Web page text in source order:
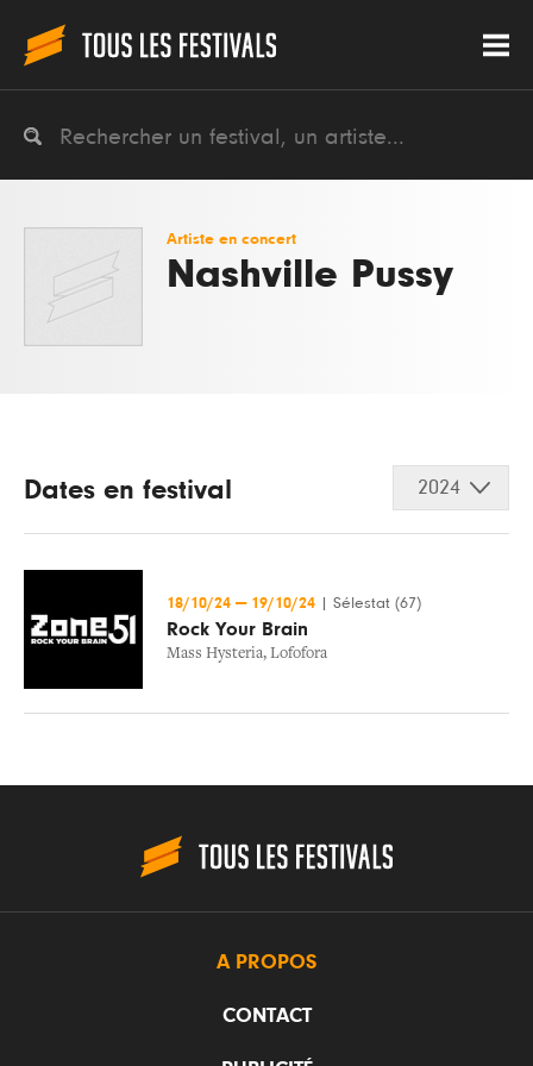
Artiste en concert
Nashville Pussy
Dates en festival 2024
18/10/24 — 19/10/24 Sélestat (67)
Rock Your Brain
Mass Hysteria, Lofofora
A PROPOS
CONTACT